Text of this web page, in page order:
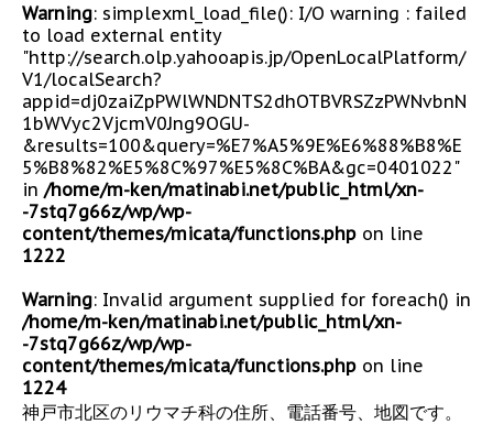
Warning: simplexml_load_file(): I/O warning : failed
to load external entity
"http://search.olp.yahooapis.jp/OpenLocalPlatform/
V1/localSearch?
appid=dj0zaiZpPWlWNDNTS2dhOTBVRSZzPWNvbnN
1bWVyc2VjcmV0Jng9OGU-
&results=100&query=%E7%A5%9E%E6%88%B8%E
5%B8%82%E5%8C%97%E5%8C%BA&gc=0401022"
in /home/m-ken/matinabi.net/public_html/xn-
-7stq7g66z/wp/wp-
content/themes/micata/functions.php on line
1222
Warning: Invalid argument supplied for foreach() in
/home/m-ken/matinabi.net/public_html/xn-
-7stq7g66z/wp/wp-
content/themes/micata/functions.php on line
1224
神戸市北区のリウマチ科の住所、電話番号、地図です。